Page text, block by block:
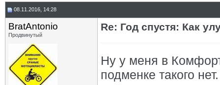
08.11.2016, 14:28
BratAntonio
Продвинутый
Re: Год спустя: Как
Ну у меня в
подменке такого нет.